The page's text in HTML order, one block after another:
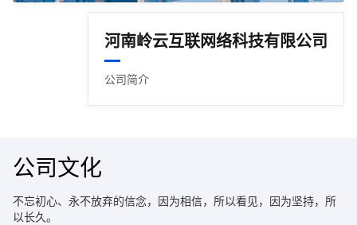
河南岭云互联网络科技有限公司
公司简介
公司文化
不忘初心、永不放弃的信念，因为相信，所以看见，因为坚持，所
以长久。